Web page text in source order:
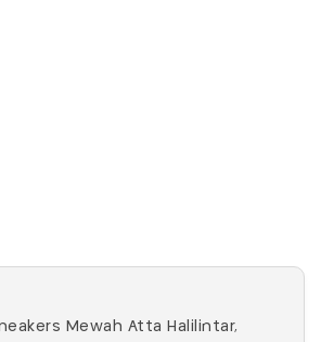
Mewah Atta Halilintar,